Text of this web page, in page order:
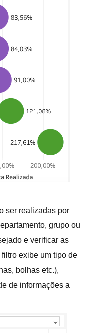
ser realizadas por
grupo ou
e verificar as
exibe um tipo de
bolhas etc.),
de informações a